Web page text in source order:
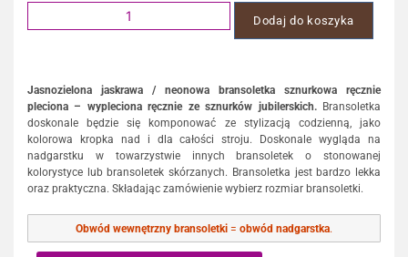
Dodaj do koszyka
Jasnozielona jaskrawa / neonowa bransoletka sznurkowa ręcznie
pleciona – wypleciona ręcznie ze sznurków jubilerskich.Bransoletka
doskonale będzie się komponować ze stylizacją codzienną, jako
kolorowa kropka nad i dla całości stroju. Doskonale wygląda na
nadgarstku w towarzystwie innych bransoletek o stonowanej
kolorystyce lub bransoletek skórzanych. Bransoletka jest bardzo lekka
oraz praktyczna. Składając zamówienie wybierz rozmiar bransoletki.
Obwód wewnętrzny bransoletki = obwód nadgarstka.